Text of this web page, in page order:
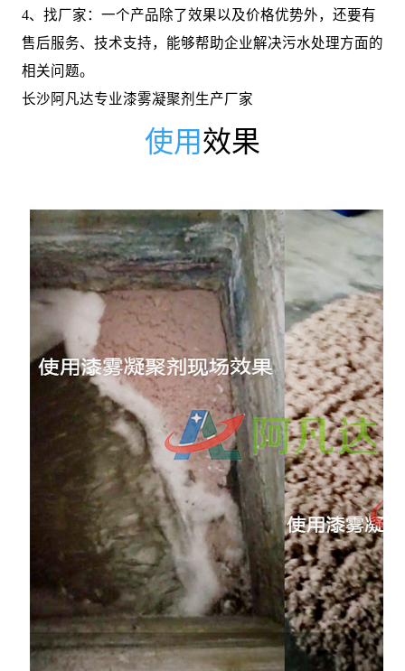
4、找厂家：一个产品除了效果以及价格优势外，还要有
售后服务、技术支持，能够帮助企业解决污水处理方面的
相关问题。
长沙阿凡达专业漆雾凝聚剂生产厂家
使用效果